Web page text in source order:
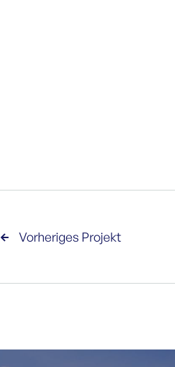
 Vorheriges Projekt